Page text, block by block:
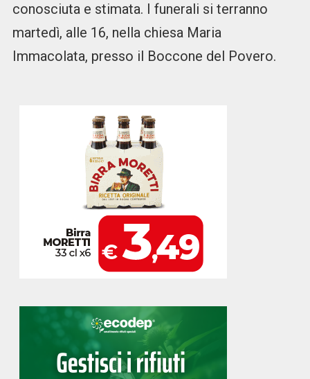
conosciuta e stimata. I funerali si terranno
martedì, alle 16, nella chiesa Maria
Immacolata, presso il Boccone del Povero.